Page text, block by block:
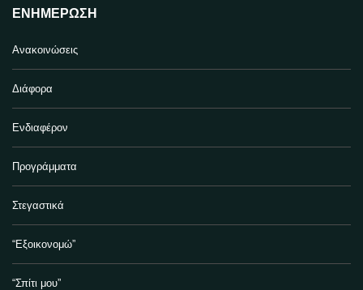
ΕΝΗΜΈΡΩΣΗ
Ανακοινώσεις
Διάφορα
Ενδιαφέρον
Προγράμματα
Στεγαστικά
“Εξοικονομώ”
“Σπίτι μου”